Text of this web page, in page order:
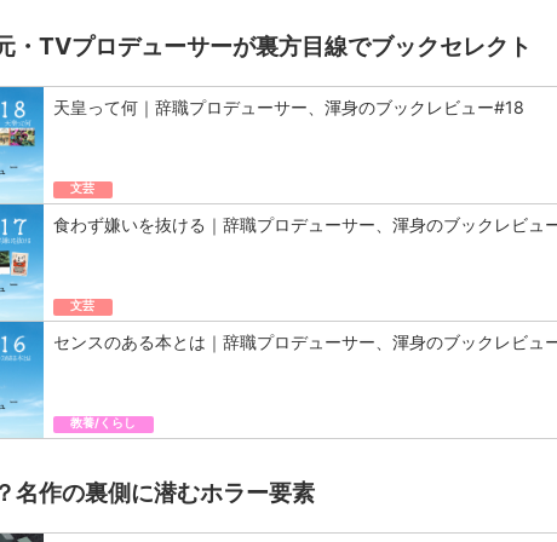
・TVプロデューサーが裏方目線でブックセレクト
天皇って何｜辞職プロデューサー、渾身のブックレビュー#18
文芸
食わず嫌いを抜ける｜辞職プロデューサー、渾身のブックレビュ
文芸
センスのある本とは｜辞職プロデューサー、渾身のブックレビュ
教養/くらし
名作の裏側に潜むホラー要素